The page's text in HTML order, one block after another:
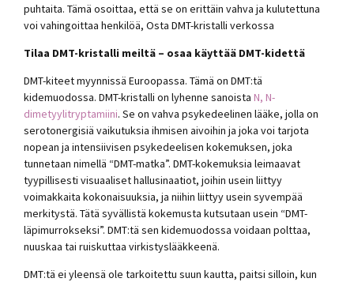
puhtaita. Tämä osoittaa, että se on erittäin vahva ja kulutettuna
voi vahingoittaa henkilöä, Osta DMT-kristalli verkossa
Tilaa DMT-kristalli meiltä – osaa käyttää DMT-kidettä
DMT-kiteet myynnissä Euroopassa. Tämä on DMT:tä
kidemuodossa. DMT-kristalli on lyhenne sanoista N, N-
dimetyylitryptamiini. Se on vahva psykedeelinen lääke, jolla on
serotonergisiä vaikutuksia ihmisen aivoihin ja joka voi tarjota
nopean ja intensiivisen psykedeelisen kokemuksen, joka
tunnetaan nimellä “DMT-matka”. DMT-kokemuksia leimaavat
tyypillisesti visuaaliset hallusinaatiot, joihin usein liittyy
voimakkaita kokonaisuuksia, ja niihin liittyy usein syvempää
merkitystä. Tätä syvällistä kokemusta kutsutaan usein “DMT-
läpimurrokseksi”. DMT:tä sen kidemuodossa voidaan polttaa,
nuuskaa tai ruiskuttaa virkistyslääkkeenä.
DMT:tä ei yleensä ole tarkoitettu suun kautta, paitsi silloin, kun